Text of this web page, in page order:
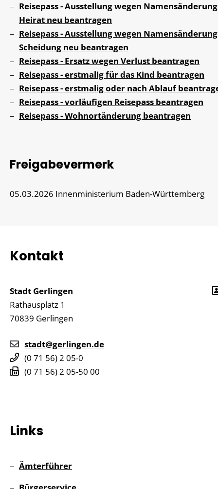
Reisepass - Ausstellung wegen
Heirat neu beantragen
Reisepass - Ausstellung wegen
Scheidung neu beantragen
Reisepass - Ersatz wegen Verlust beantragen
Reisepass - erstmalig für das Kind beantragen
Reisepass - erstmalig oder nach Ablauf
Reisepass - vorläufigen Reisepass beantragen
Reisepass - Wohnortänderung beantragen
Freigabevermerk
05.03.2026 Innenministerium Baden-Württemberg
Kontakt
Stadt Gerlingen
Rathausplatz 1
70839 Gerlingen
stadt@gerlingen.de
(0 71 56) 2 05-0
(0 71 56) 2 05-50 00
Links
Ämterführer